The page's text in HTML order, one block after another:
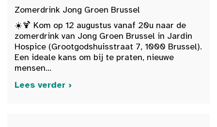
Zomerdrink Jong Groen Brussel
☀️🍹 Kom op 12 augustus vanaf 20u naar de
zomerdrink van Jong Groen Brussel in Jardin
Hospice (Grootgodshuisstraat 7, 1000 Brussel).
Een ideale kans om bij te praten, nieuwe
mensen...
Lees verder ›